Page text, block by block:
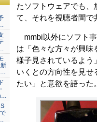
たソフトウェアでも、
て、それを視聴者間で
mmbi以外にソフト
は「色々な方々が興
様子見されているよう
いくとの方向性を見せ
たい」と意欲を語った。